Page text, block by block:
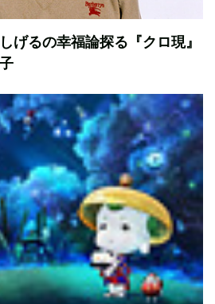
げるの幸福論探る『クロ現』